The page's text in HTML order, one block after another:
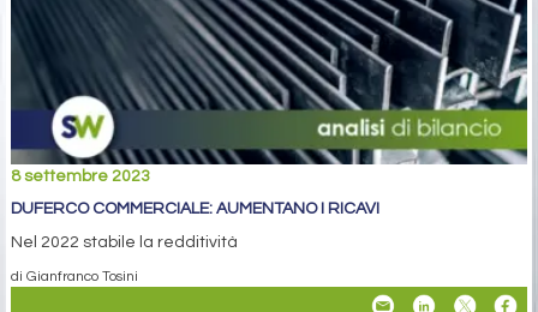
8 settembre 2023
DUFERCO COMMERCIALE: AUMENTANO I RICAVI
Nel 2022 stabile la redditività
di Gianfranco Tosini